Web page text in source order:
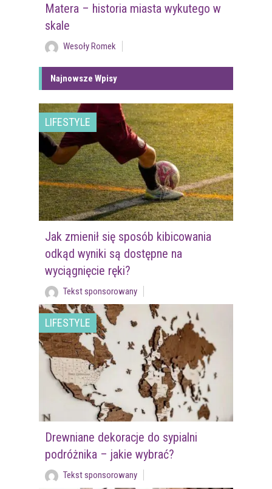
Matera – historia miasta wykutego w
skale
Wesoły Romek
Najnowsze Wpisy
LIFESTYLE
Jak zmienił się sposób kibicowania
odkąd wyniki są dostępne na
wyciągnięcie ręki?
Tekst sponsorowany
LIFESTYLE
Drewniane dekoracje do sypialni
podróżnika – jakie wybrać?
Tekst sponsorowany